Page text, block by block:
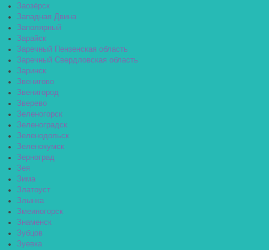
Заозёрск
Западная Двина
Заполярный
Зарайск
Заречный Пензенская область
Заречный Свердловская область
Заринск
Звенигово
Звенигород
Зверево
Зеленогорск
Зеленоградск
Зеленодольск
Зеленокумск
Зерноград
Зея
Зима
Златоуст
Злынка
Змеиногорск
Знаменск
Зубцов
Зуевка